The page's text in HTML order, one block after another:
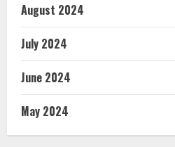
August 2024
July 2024
June 2024
May 2024